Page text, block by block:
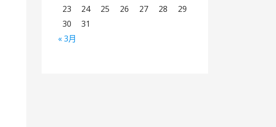
« 3月
23
24 25 26 27 28
29
30
31